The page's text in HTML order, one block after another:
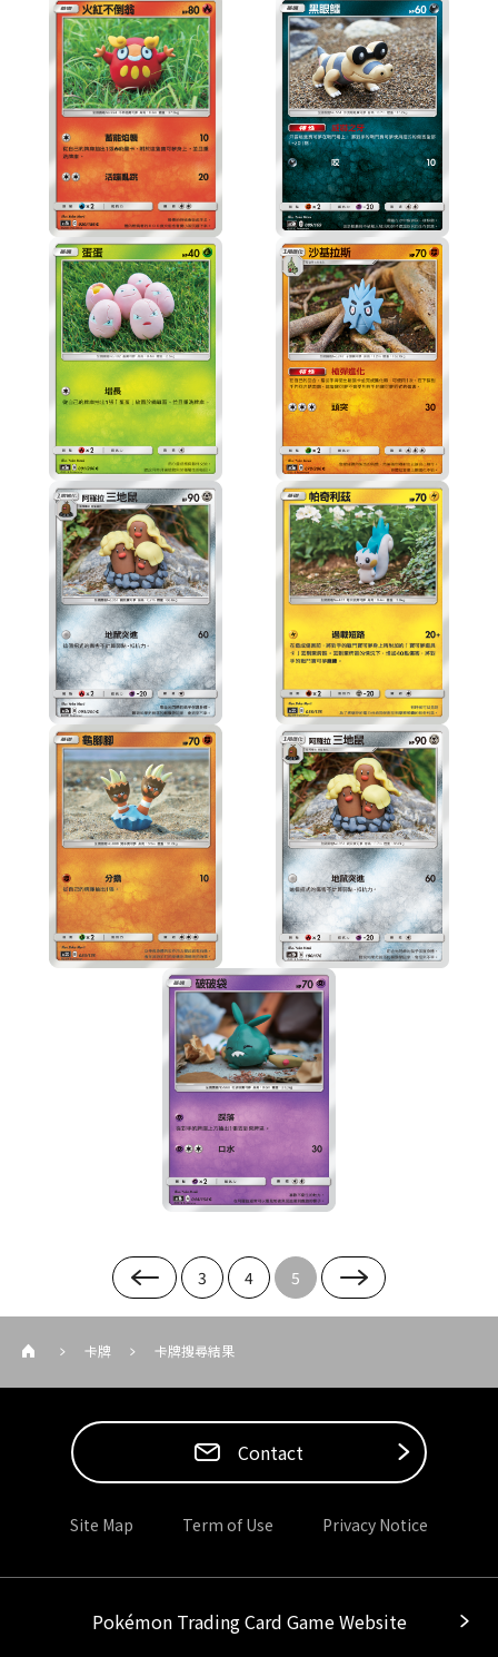
3 4 5
卡牌 卡牌搜尋結果
Contact
Site Map Term of Use Privacy Notice
Pokémon Trading Card Game Website